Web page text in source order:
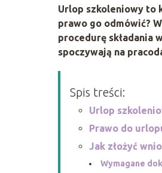
Urlop szkoleniowy to
prawo go odmówić?
procedurę składania
spoczywają na
Spis treści:
Urlop
Prawo do
Jak złożyć
Wymagane